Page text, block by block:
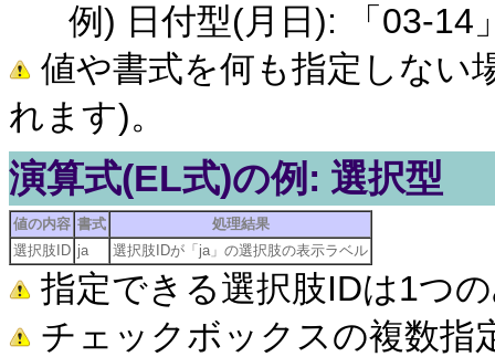
例) 日付型(月日): 「03-14
値や書式を何も指定しない
れます)。
演算式(EL式)の例: 選択型
値の内容 書式
処理結果
選択肢ID ja 選択肢IDが「ja」の選択肢の表示ラベル
指定できる選択肢IDは1つ
チェックボックスの複数指